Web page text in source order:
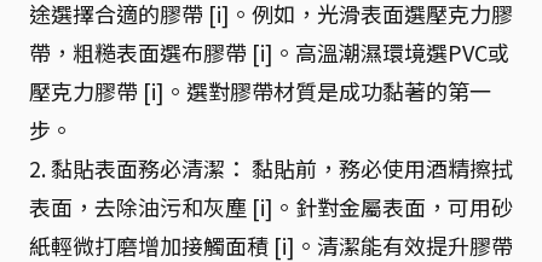
途選擇合適的膠帶 [i]。例如，光滑表面選壓克力膠
帶，粗糙表面選布膠帶 [i]。高溫潮濕環境選PVC或
壓克力膠帶 [i]。選對膠帶材質是成功黏著的第一
步。
2. 黏貼表面務必清潔： 黏貼前，務必使用酒精擦拭
表面，去除油污和灰塵 [i]。針對金屬表面，可用砂
紙輕微打磨增加接觸面積 [i]。清潔能有效提升膠帶